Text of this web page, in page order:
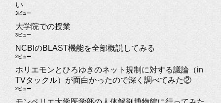
い
3ビュー
大学院での授業
3ビュー
NCBIのBLAST機能を全部概説してみる
2ビュー
ホリエモンとひろゆきのネット規制に対する議論（in
TVタックル）が面白かったので深く調べてみた②
2ビュー